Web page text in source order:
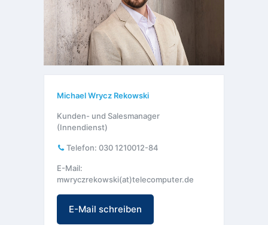
Michael Wrycz Rekowski
Kunden- und Salesmanager
(Innendienst)
Telefon:030 1210012-84
E-Mail:
mwryczrekowski(at)telecomputer.de
E-Mail schreiben